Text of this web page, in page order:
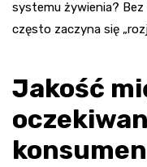
systemu żywienia?
często zaczyna się
Jakość